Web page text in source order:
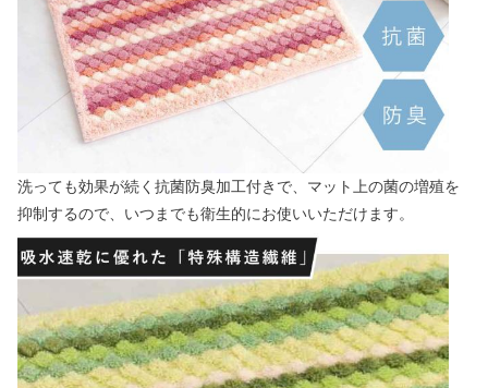
洗っても効果が続く抗菌防臭加工付きで、マット上の菌の増殖を
抑制するので、いつまでも衛生的にお使いいただけます。